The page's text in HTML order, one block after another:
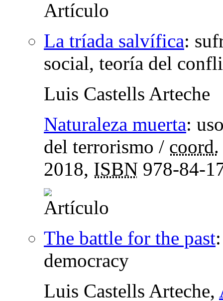
La tríada salvífica:
social, teoría del
Luis Castells Arteche
Naturaleza muerta:
del terrorismo / coord.
2018, ISBN 978-84-
The battle for the past
democracy
Luis Castells Arteche,